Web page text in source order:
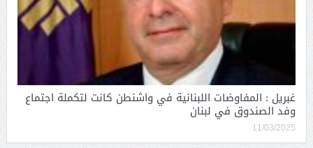
غبريل : المفاوضات اللبنانية في واشنطن كانت لتكملة اجتماع
وفد الصندوق في لبنان
11/03/2025